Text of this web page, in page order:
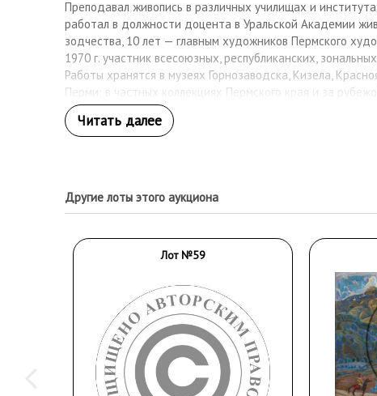
Преподавал живопись в различных училищах и
работал в должности доцента в Уральской Академии
зодчества, 10 лет — главным художников Пермского
1970 г. участник всесоюзных, республиканских,
Работы хранятся в музеях Горнозаводска, Кизела,
Перми; в частных коллекциях Пермского края и за
Другие лоты этого аукциона
Лот №59